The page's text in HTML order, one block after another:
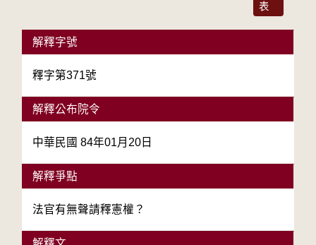
表
解釋字號
釋字第371號
解釋公布院令
中華民國 84年01月20日
解釋爭點
法官有無聲請釋憲權？